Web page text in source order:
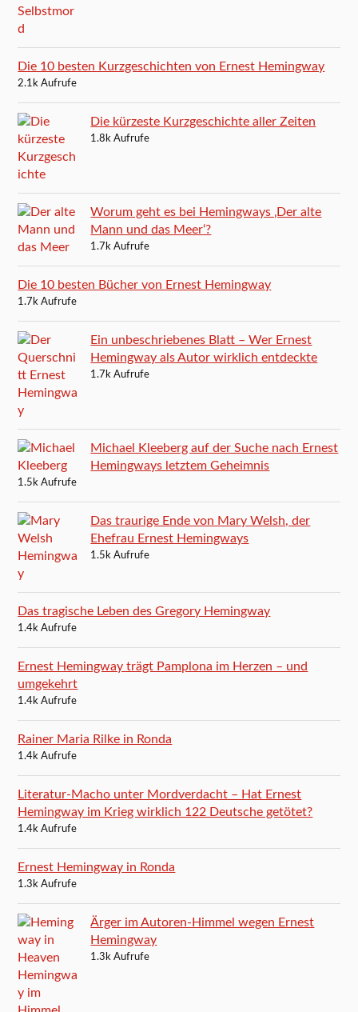
Die 10 besten Kurzgeschichten von Ernest Hemingway
2.1k Aufrufe
Die kürzeste Kurzgeschichte aller Zeiten
1.8k Aufrufe
Worum geht es bei Hemingways ‚Der alte
Mann und das Meer‘?
1.7k Aufrufe
Die 10 besten Bücher von Ernest Hemingway
1.7k Aufrufe
Ein unbeschriebenes Blatt – Wer Ernest
Hemingway als Autor wirklich entdeckte
1.7k Aufrufe
Michael Kleeberg auf der Suche nach Ernest
Hemingways letztem Geheimnis
1.5k Aufrufe
Das traurige Ende von Mary Welsh, der
Ehefrau Ernest Hemingways
1.5k Aufrufe
Das tragische Leben des Gregory Hemingway
1.4k Aufrufe
Ernest Hemingway trägt Pamplona im Herzen – und
umgekehrt
1.4k Aufrufe
Rainer Maria Rilke in Ronda
1.4k Aufrufe
Literatur-Macho unter Mordverdacht – Hat Ernest
Hemingway im Krieg wirklich 122 Deutsche getötet?
1.4k Aufrufe
Ernest Hemingway in Ronda
1.3k Aufrufe
Ärger im Autoren-Himmel wegen Ernest
Hemingway
1.3k Aufrufe